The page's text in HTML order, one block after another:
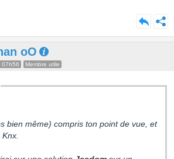
oO
07h56 Membre utile
bien même) compris ton point de vue, et